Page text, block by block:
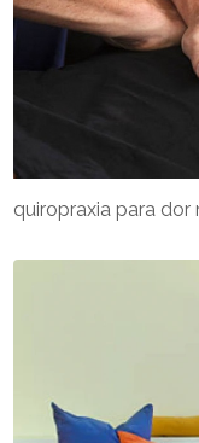
quiropraxia para